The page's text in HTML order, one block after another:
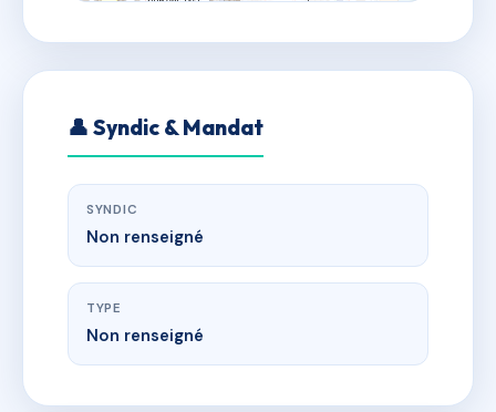
👤 Syndic & Mandat
SYNDIC
Non renseigné
TYPE
Non renseigné